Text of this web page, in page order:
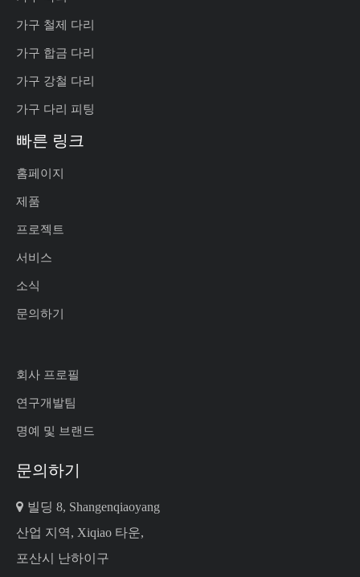
가구 철제 다리
가구 합금 다리
가구 강철 다리
가구 다리 피팅
빠른 링크
홈페이지
제품
프로젝트
서비스
소식
문의하기
회사 프로필
연구개발팀
명예 및 브랜드
문의하기
 빌딩 8, Shangenqiaoyang
산업 지역, Xiqiao 타운,
포산시 난하이구